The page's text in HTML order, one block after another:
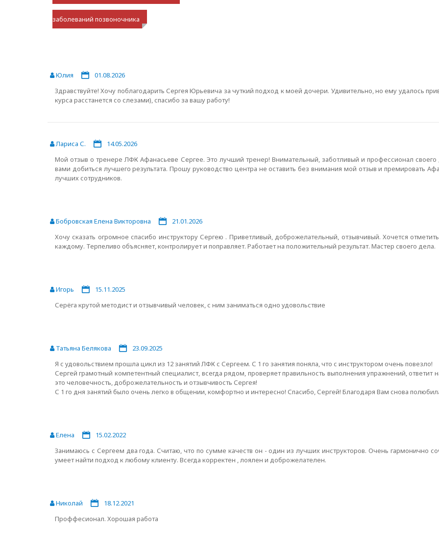
заболеваний позвоночника
Юлия
01.08.2026
Здравствуйте! Хочу поблагодарить Сергея Юрьевича за чуткий подход к моей дочери. Удивительно, но ему удалось
курса расстанется со слезами), спасибо за вашу работу!
Лариса С.
14.05.2026
Мой отзыв о тренере ЛФК Афанасьеве Сергее. Это лучший тренер! Внимательный, заботливый и профессионал своего
вами добиться лучшего результата. Прошу руководство центра не оставить без внимания мой отзыв и премировать
лучших сотрудников.
Бобровская Елена Викторовна
21.01.2026
Хочу сказать огромное спасибо инструктору Сергею . Приветливый, доброжелательный, отзывчивый. Хочется
каждому. Терпеливо объясняет, контролирует и поправляет. Работает на положительный результат. Мастер своего дела.
Игорь
15.11.2025
Серёга крутой методист и отзывчивый человек, с ним заниматься одно удовольствие
Татьяна Белякова
23.09.2025
Я с удовольствием прошла цикл из 12 занятий ЛФК с Сергеем. С 1 го занятия поняла, что с инструктором очень повезло!
Сергей грамотный компетентный специалист, всегда рядом, проверяет правильность выполнения упражнений, ответит
это человечность, доброжелательность и отзывчивость Сергея!
С 1 го дня занятий было очень легко в общении, комфортно и интересно! Спасибо, Сергей! Благодаря Вам снова
Елена
15.02.2022
Занимаюсь с Сергеем два года. Считаю, что по сумме качеств он - один из лучших инструкторов. Очень гармонично
умеет найти подход к любому клиенту. Всегда корректен , лоялен и доброжелателен.
Николай
18.12.2021
Проффесионал. Хорошая работа